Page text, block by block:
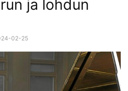
ja lohdun
02-25